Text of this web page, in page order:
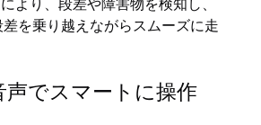
を乗り越えながらスムーズに走
声でスマートに操作